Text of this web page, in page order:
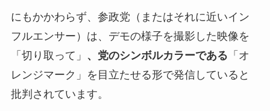
にもかかわらず、参政党（またはそれに近いイン
フルエンサー）は、デモの様子を撮影した映像を
「切り取って」 、党のシンボルカラーである 「オ
レンジマーク」を目立たせる形で発信していると
批判されています。